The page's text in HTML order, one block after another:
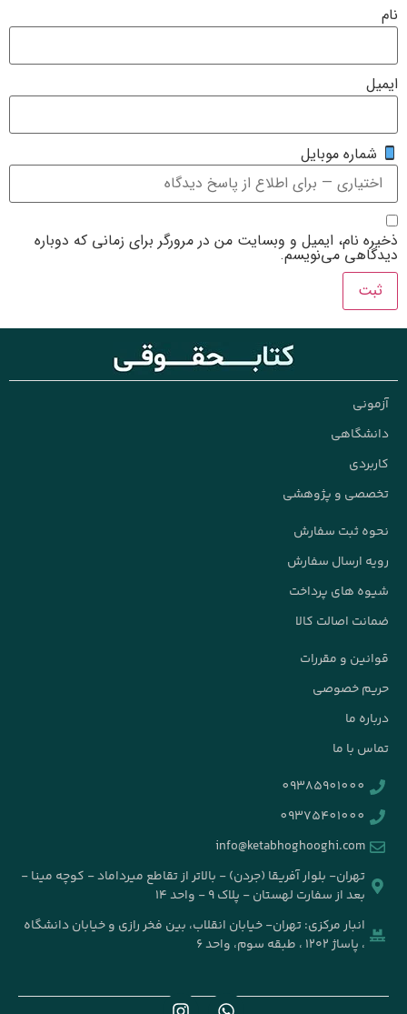
موبایل
نام، ایمیل و وبسایت من در مرورگر برای زمانی که دوباره
می‌نویسم.
و پژوهشی
ثبت سفارش
ارسال سفارش
های پرداخت
اصالت کالا
و مقررات
خصوصی
ما
با ما
09385901000
09375401000
info@ketabhoghooghi.com
تهران- بلوار آفریقا (جردن) - بالاتر از تقاطع میرداماد - کوچه مینا -
بعد از سفارت لهستان - پلاک ۹ - واحد ۱۴
انبار مرکزی: تهران- خیابان انقلاب، بین فخر رازی و خیابان دانشگاه
، پاساژ ۱۲۰۲ ، طبقه سوم، واحد ۶